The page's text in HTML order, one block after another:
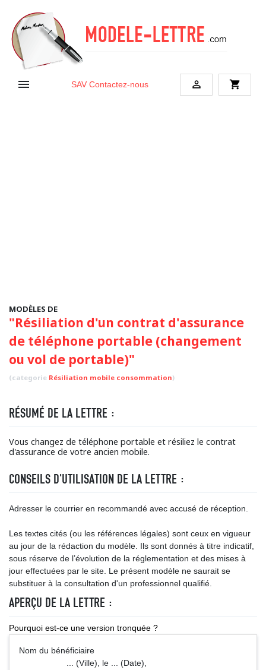
 SAV Contactez-nous  shopping_cart
MODÈLES DE
"Résiliation d'un contrat d'assurance
de téléphone portable (changement
ou vol de portable)"
(categorie Résiliation mobile consommation)
RÉSUMÉ DE LA LETTRE :
Vous changez de téléphone portable et résiliez le contrat
d'assurance de votre ancien mobile.
CONSEILS D'UTILISATION DE LA LETTRE :
Adresser le courrier en recommandé avec accusé de réception.
Les textes cités (ou les références légales) sont ceux en vigueur
au jour de la rédaction du modèle. Ils sont donnés à titre indicatif,
sous réserve de l’évolution de la réglementation et des mises à
jour effectuées par le site. Le présent modèle ne saurait se
substituer à la consultation d'un professionnel qualifié.
APERÇU DE LA LETTRE :
Pourquoi est-ce une version tronquée ?
Nom du bénéficiaire
... (Ville), le ... (Date),